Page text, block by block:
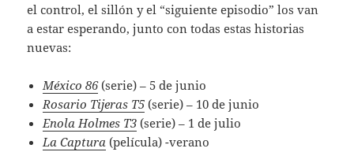
el control, el sillón y el “siguiente episodio” los van
a estar esperando, junto con todas estas historias
nuevas:
México 86(serie) – 5 de junio
Rosario Tijeras T5 (serie) – 10 de junio
Enola Holmes T3 (serie) – 1 de julio
La Captura (película) -verano